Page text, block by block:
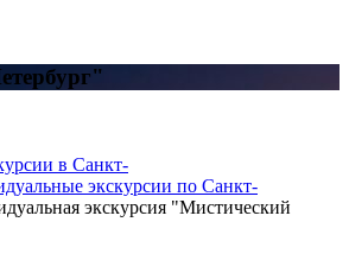
в Санкт-
экскурсии по Санкт-
экскурсия "Мистический